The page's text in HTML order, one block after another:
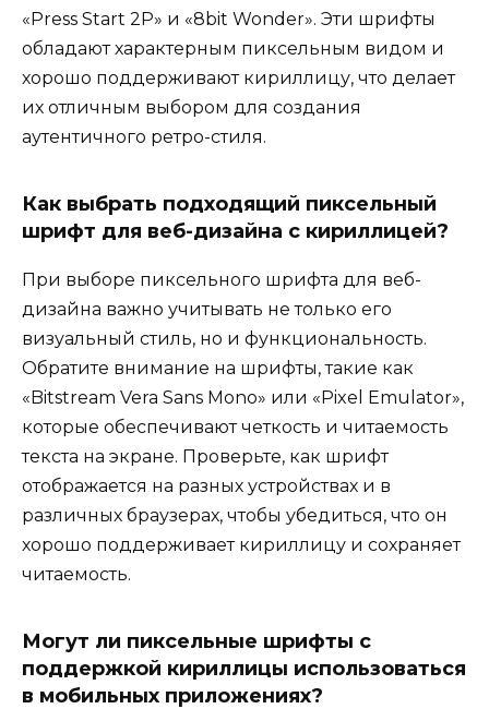
«Press Start 2P» и «8bit Wonder». Эти шрифты
обладают характерным пиксельным видом и
хорошо поддерживают кириллицу, что делает
их отличным выбором для создания
аутентичного ретро-стиля.
Как выбрать подходящий пиксельный
шрифт для веб-дизайна с кириллицей?
При выборе пиксельного шрифта для веб-
дизайна важно учитывать не только его
визуальный стиль, но и функциональность.
Обратите внимание на шрифты, такие как
«Bitstream Vera Sans Mono» или «Pixel Emulator»,
которые обеспечивают четкость и читаемость
текста на экране. Проверьте, как шрифт
отображается на разных устройствах и в
различных браузерах, чтобы убедиться, что он
хорошо поддерживает кириллицу и сохраняет
читаемость.
Могут ли пиксельные шрифты с
поддержкой кириллицы использоваться
в мобильных приложениях?